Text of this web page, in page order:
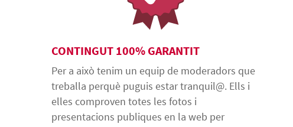
CONTINGUT 100% GARANTIT
Per a això tenim un equip de moderadors que
treballa perquè puguis estar tranquil@. Ells i
elles comproven totes les fotos i
presentacions publiques en la web per